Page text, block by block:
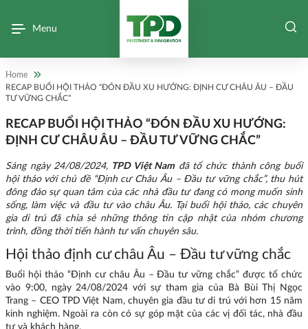
Menu
Home
RECAP BUỔI HỘI THẢO “ĐÓN ĐẦU XU HƯỚNG: ĐỊNH CƯ CHÂU ÂU – ĐẦU
TƯ VỮNG CHẮC”
RECAP BUỔI HỘI THẢO “ĐÓN ĐẦU XU HƯỚNG:
ĐỊNH CƯ CHÂU ÂU – ĐẦU TƯ VỮNG CHẮC”
Sáng ngày 24/08/2024, TPD Việt Namđã tổ chức thành công buổi
hội thảo với chủ đề “Định cư Châu Âu – Đầu tư vững chắc”, thu hút
đông đảo sự quan tâm của các nhà đầu tư đang có mong muốn sinh
sống, làm việc và đầu tư vào châu Âu. Tại buổi hội thảo, các chuyên
gia di trú đã chia sẻ những thông tin cập nhật của nhóm chương
trình, đồng thời tiến hành tư vấn chuyên sâu.
Hội thảo định cư châu Âu – Đầu tư vững chắc
Buổi hội thảo “Định cư châu Âu – Đầu tư vững chắc” được tổ chức
vào 9:00, ngày 24/08/2024 với sự tham gia của Bà Bùi Thị Ngọc
Trang – CEO TPD Việt Nam, chuyên gia đầu tư di trú với hơn 15 năm
kinh nghiệm. Ngoài ra còn có sự góp mặt của các vị đối tác, nhà đầu